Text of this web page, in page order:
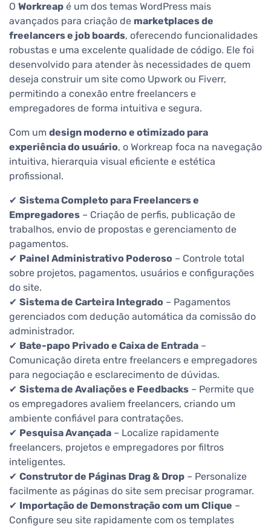
O Workreap é um dos temas WordPress mais
avançados para criação de marketplaces de
freelancers e job boards, oferecendo funcionalidades
robustas e uma excelente qualidade de código. Ele foi
desenvolvido para atender às necessidades de quem
deseja construir um site como Upwork ou Fiverr,
permitindo a conexão entre freelancers e
empregadores de forma intuitiva e segura.
Com um design moderno e otimizado para
experiência do usuário, o Workreap foca na navegação
intuitiva, hierarquia visual eficiente e estética
profissional.
✔ Sistema Completo para Freelancers e
Empregadores – Criação de perfis, publicação de
trabalhos, envio de propostas e gerenciamento de
pagamentos.
✔ Painel Administrativo Poderoso – Controle total
sobre projetos, pagamentos, usuários e configurações
do site.
✔ Sistema de Carteira Integrado – Pagamentos
gerenciados com dedução automática da comissão do
administrador.
✔ Bate-papo Privado e Caixa de Entrada –
Comunicação direta entre freelancers e empregadores
para negociação e esclarecimento de dúvidas.
✔ Sistema de Avaliações e Feedbacks – Permite que
os empregadores avaliem freelancers, criando um
ambiente confiável para contratações.
✔ Pesquisa Avançada – Localize rapidamente
freelancers, projetos e empregadores por filtros
inteligentes.
✔ Construtor de Páginas Drag & Drop – Personalize
facilmente as páginas do site sem precisar programar.
✔ Importação de Demonstração com um Clique –
Configure seu site rapidamente com os templates